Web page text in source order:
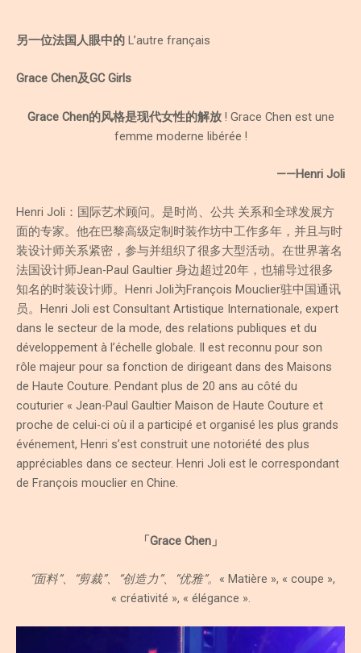
另一位法国人眼中的 L’autre français
Grace Chen及GC Girls
Grace Chen的风格是现代女性的解放! Grace Chen est une
femme moderne libérée !
——Henri Joli
Henri Joli：国际艺术顾问。是时尚、公共 关系和全球发展方
面的专家。他在巴黎高级定制时装作坊中工作多年，并且与时
装设计师关系紧密，参与并组织了很多大型活动。在世界著名
法国设计师Jean-Paul Gaultier 身边超过20年，也辅导过很多
知名的时装设计师。Henri Joli为François Mouclier驻中国通讯
员。Henri Joli est Consultant Artistique Internationale, expert
dans le secteur de la mode, des relations publiques et du
développement à l’échelle globale. Il est reconnu pour son
rôle majeur pour sa fonction de dirigeant dans des Maisons
de Haute Couture. Pendant plus de 20 ans au côté du
couturier « Jean-Paul Gaultier Maison de Haute Couture et
proche de celui-ci où il a participé et organisé les plus grands
événement, Henri s’est construit une notoriété des plus
appréciables dans ce secteur. Henri Joli est le correspondant
de François mouclier en Chine.
「Grace Chen」
“面料”、“剪裁”、“创造力”、“优雅”。 « Matière », « coupe »,
« créativité », « élégance ».